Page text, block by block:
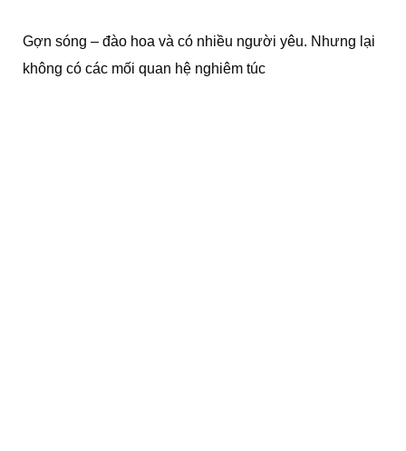
Gợn sóng – đào hoa và có nhiều người yêu. Nhưng lại
không có các mối quan hệ nghiêm túc